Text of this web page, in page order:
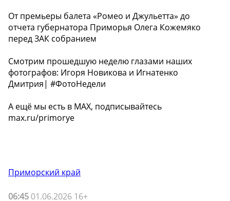
От премьеры балета «Ромео и Джульетта» до
отчета губернатора Приморья Олега Кожемяко
перед ЗАК собранием
Смотрим прошедшую неделю глазами наших
фотографов: Игоря Новикова и Игнатенко
Дмитрия| #ФотоНедели
А ещё мы есть в MAX, подписывайтесь
max.ru/primorye
Приморский край
06:45 01.06.2026 16+